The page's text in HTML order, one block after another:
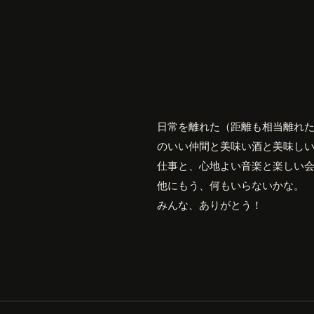
日常を離れた（距離も相当離れ
のいい仲間と美味い酒と美味し
仕事と、心地よい音楽と楽しい
他にもう、何もいらないかな。
みんな、ありがとう！